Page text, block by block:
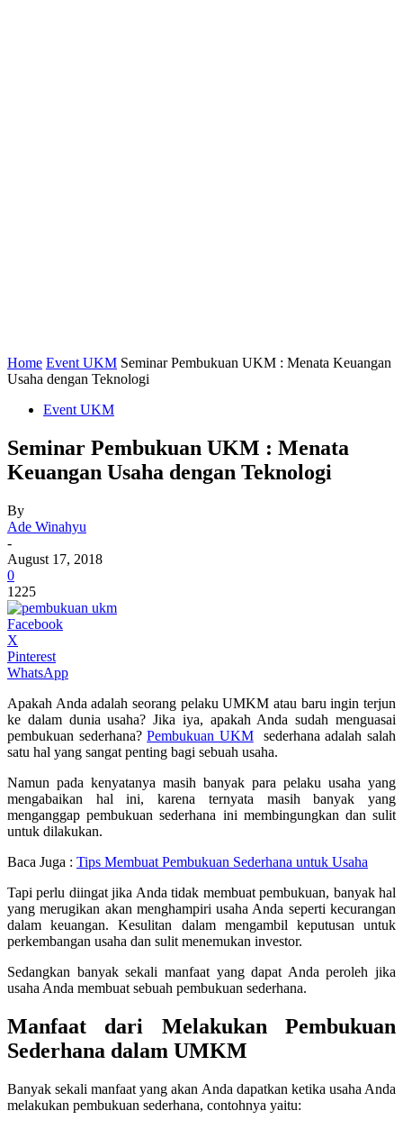
Home Event UKM Seminar Pembukuan UKM : Menata Keuangan
Usaha dengan Teknologi
Event UKM
Seminar Pembukuan UKM : Menata
Keuangan Usaha dengan Teknologi
By
Ade Winahyu
-
August 17, 2018
0
1225
Facebook
X
Pinterest
WhatsApp
Apakah Anda adalah seorang pelaku UMKM atau baru ingin terjun
ke dalam dunia usaha? Jika iya, apakah Anda sudah menguasai
pembukuan sederhana?Pembukuan UKMsederhana adalah salah
satu hal yang sangat penting bagi sebuah usaha.
Namun pada kenyatanya masih banyak para pelaku usaha yang
mengabaikan hal ini, karena ternyata masih banyak yang
menganggap pembukuan sederhana ini membingungkan dan sulit
untuk dilakukan.
Baca Juga : Tips Membuat Pembukuan Sederhana untuk Usaha
Tapi perlu diingat jika Anda tidak membuat pembukuan, banyak hal
yang merugikan akan menghampiri usaha Anda seperti kecurangan
dalam keuangan. Kesulitan dalam mengambil keputusan untuk
perkembangan usaha dan sulit menemukan investor.
Sedangkan banyak sekali manfaat yang dapat Anda peroleh jika
usaha Anda membuat sebuah pembukuan sederhana.
Manfaat dari Melakukan Pembukuan
Sederhana dalam UMKM
Banyak sekali manfaat yang akan Anda dapatkan ketika usaha Anda
melakukan pembukuan sederhana, contohnya yaitu: